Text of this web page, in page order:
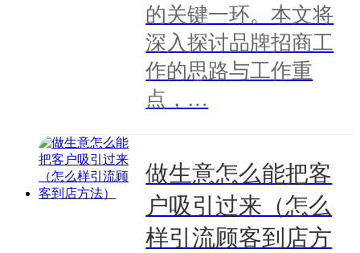
的关键一环。本文将
深入探讨品牌招商工
作的思路与工作重
点，…
做生意怎么能把客
户吸引过来（怎么
样引流顾客到店方